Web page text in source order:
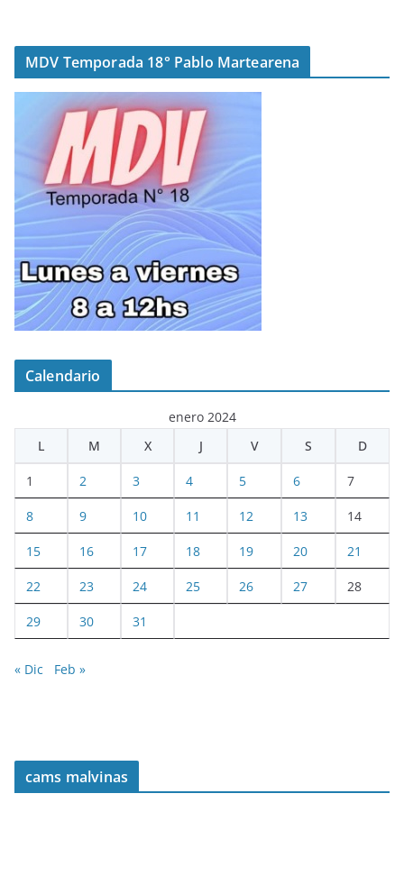
MDV Temporada 18° Pablo Martearena
Calendario
enero 2024
L
M X J V S D
1 2 3 4 5 6 7
8 9 10 11 12 13 14
15 16 17 18 19 20 21
22 23 24 25 26 27 28
29 30 31
« Dic Feb »
cams malvinas